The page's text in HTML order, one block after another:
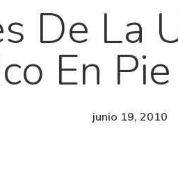
De La
En
junio 19, 2010